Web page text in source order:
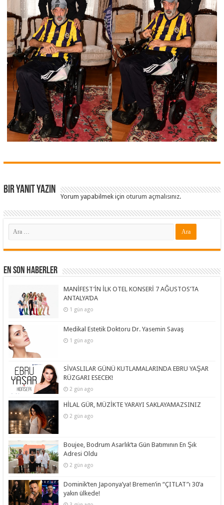
Bir yanıt yazın
Yorum yapabilmek içinoturum açmalısınız.
En Son Haberler
MANİFEST’İN İLK OTEL KONSERİ 7 AĞUSTOS’TA
ANTALYA’DA
1 gün ago
Medikal Estetik Doktoru Dr. Yasemin Savaş
1 gün ago
SİVASLILAR GÜNÜ KUTLAMALARINDA EBRU YAŞAR
RÜZGARI ESECEK!
2 gün ago
HİLAL GÜR, MÜZİKTE YARAYI SAKLAYAMAZSINIZ
2 gün ago
Boujee, Bodrum Asarlık’ta Gün Batımının En Şık
Adresi Oldu
2 gün ago
Dominik’ten Japonya’ya! Bremen’in “ÇITLAT”ı 30’a
yakın ülkede!